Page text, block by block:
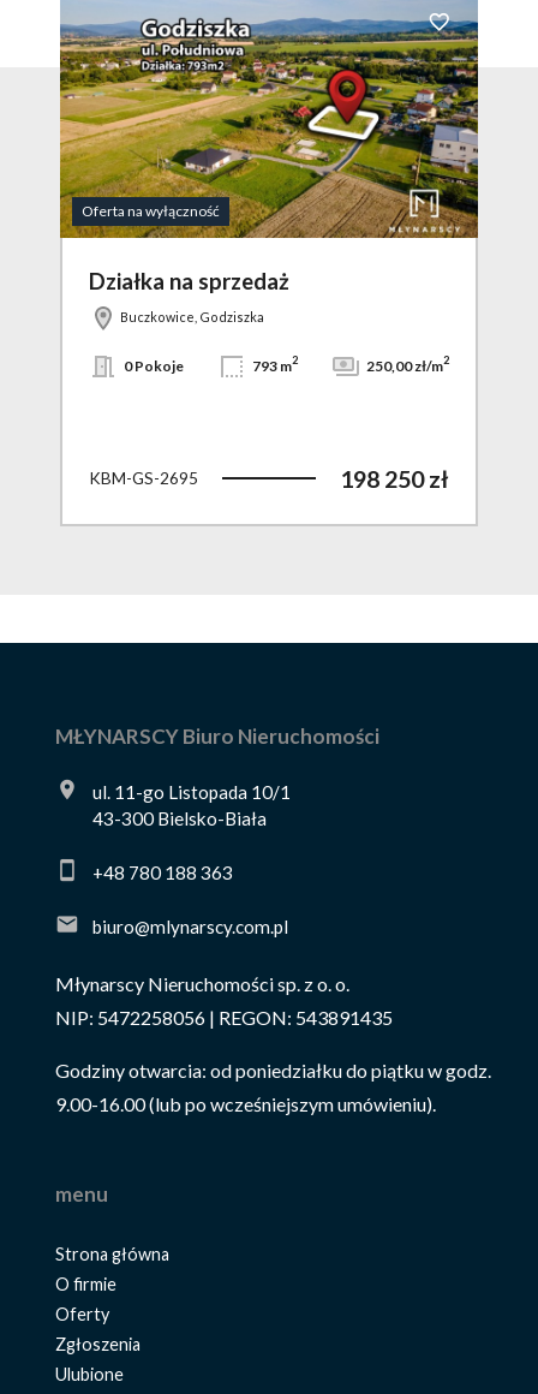
Oferta na wyłączność
Dodaj do
Działka na sprzedaż
Buczkowice, Godziszka
0 Pokoje 793 m2 250,00 zł/m2
KBM-GS-2695 198 250 zł
MŁYNARSCY Biuro Nieruchomości
ul. 11-go Listopada 10/1
43-300 Bielsko-Biała
+48 780 188 363
biuro@mlynarscy.com.pl
Młynarscy Nieruchomości sp. z o. o.
NIP: 5472258056 | REGON: 543891435
Godziny otwarcia: od poniedziałku do piątku w godz.
9.00-16.00 (lub po wcześniejszym umówieniu).
menu
Strona główna
O firmie
Oferty
Zgłoszenia
Ulubione